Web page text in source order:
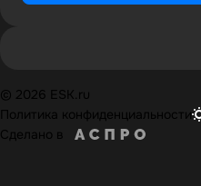
© 2026 ESK.ru
Политика конфиденциальности
Сделано в